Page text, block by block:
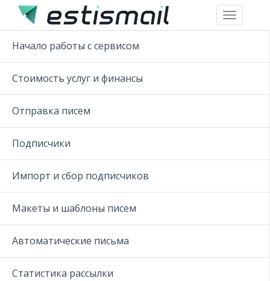
Toggle
navigation
Начало работы с сервисом
Стоимость услуг и финансы
Отправка писем
Подписчики
Импорт и сбор подписчиков
Макеты и шаблоны писем
Автоматические письма
Статистика рассылки